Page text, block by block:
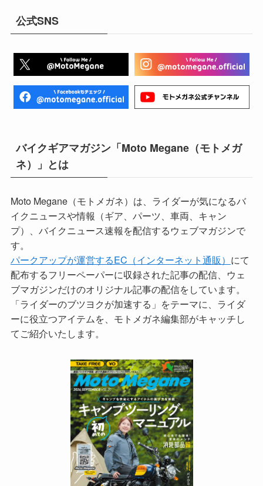
公式SNS
バイクギアマガジン「Moto Megane（モトメガ
ネ）」とは
Moto Megane（モトメガネ）は、ライダーが気になるバ
イクニュースや情報（ギア、パーツ、車両、キャン
プ）、バイクニュース速報を配信するウェブマガジンで
す。
パークアップが運営するEC（インターネット通販） にて
配布するフリーペーパーに収録された記事の配信、ウェ
ブマガジンだけのオリジナル記事の配信をしています。
「ライダーのブツヨクが加速する」をテーマに、ライダ
ーに役立つアイテムを、モトメガネ編集部がキャッチし
てご紹介いたします。